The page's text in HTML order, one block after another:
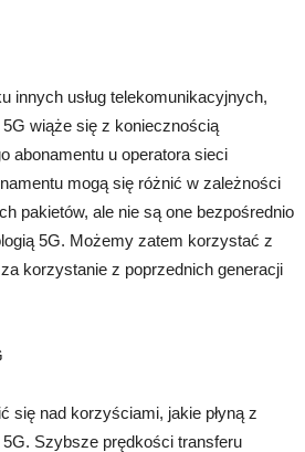
innych usług telekomunikacyjnych,
wiąże się z koniecznością
abonamentu u operatora sieci
mogą się różnić w zależności
pakietów, ale nie są one bezpośrednio
5G. Możemy zatem korzystać z
korzystanie z poprzednich generacji
się nad korzyściami, jakie płyną z
Szybsze prędkości transferu